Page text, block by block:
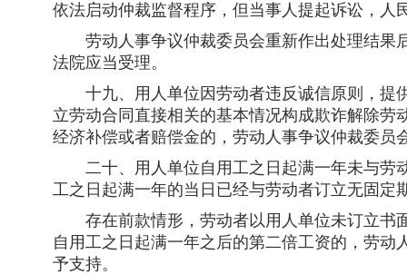
依法启动仲裁监督程序，但当事人提起诉讼，人
劳动人事争议仲裁委员会重新作出处理结果
法院应当受理。
十九、用人单位因劳动者违反诚信原则，提
立劳动合同直接相关的基本情况构成欺诈解除劳
经济补偿或者赔偿金的，劳动人事争议仲裁委员
二十、用人单位自用工之日起满一年未与劳
工之日起满一年的当日已经与劳动者订立无固定
存在前款情形，劳动者以用人单位未订立书
自用工之日起满一年之后的第二倍工资的，劳动
予支持。